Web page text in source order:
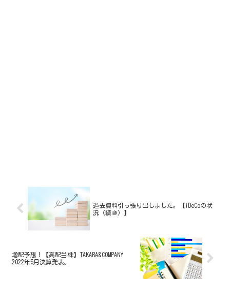
過去資料引っ張り出しました。【iDeCoの状
況（続き）】
増配予想！【高配当株】TAKARA&COMPANY
2022年5月決算発表。